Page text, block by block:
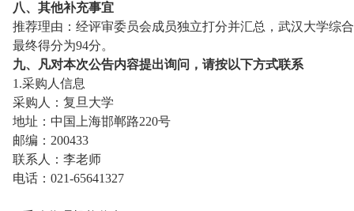
八、其他补充事宜
推荐理由：经评审委员会成员独立打分并汇总， 武汉大学综
最终得分为94分。
九、凡对本次公告内容提出询问，请按以下方式联系
1.采购人信息
采购人：复旦大学
地址：中国上海邯郸路220号
邮编： 200433
联系人：李老师
电话： 021-65641327